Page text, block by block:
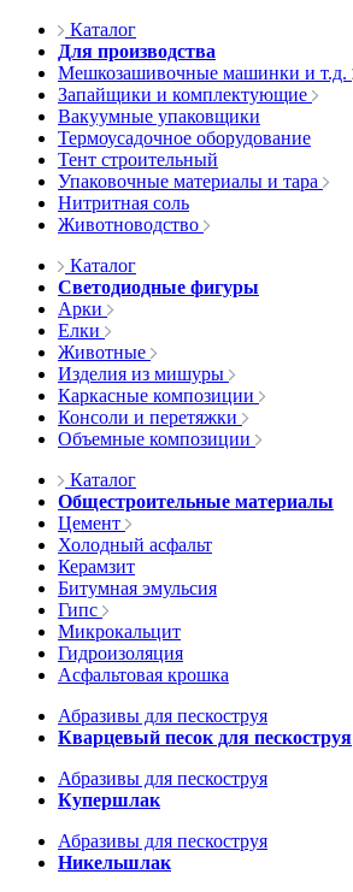
Каталог
Для производства
Мешкозашивочные машинки и т.д.
Запайщики и комплектующие
Вакуумные упаковщики
Термоусадочное оборудование
Тент строительный
Упаковочные материалы и тара
Нитритная соль
Животноводство
Каталог
Светодиодные фигуры
Арки
Елки
Животные
Изделия из мишуры
Каркасные композиции
Консоли и перетяжки
Объемные композиции
Каталог
Общестроительные материалы
Цемент
Холодный асфальт
Керамзит
Битумная эмульсия
Гипс
Микрокальцит
Гидроизоляция
Асфальтовая крошка
Абразивы для пескоструя
Кварцевый песок для пескоструя
Абразивы для пескоструя
Купершлак
Абразивы для пескоструя
Никельшлак